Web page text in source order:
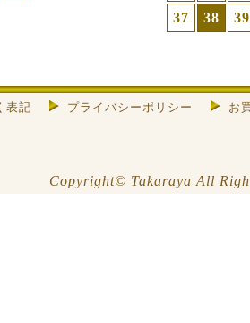
37
38 39
表記 プライバシーポリシー お
Copyright© Takaraya All